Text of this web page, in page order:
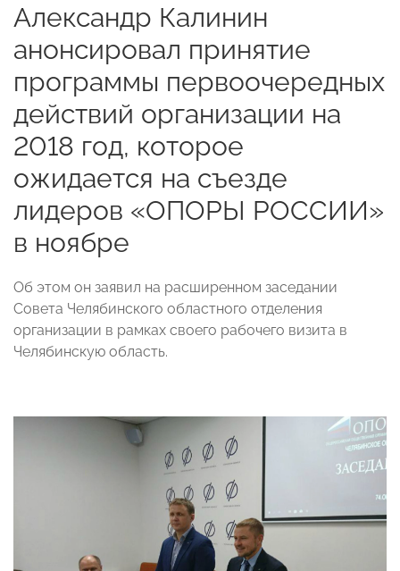
Александр Калинин
анонсировал принятие
программы первоочередных
действий организации на
2018 год, которое
ожидается на съезде
лидеров «ОПОРЫ РОССИИ»
в ноябре
Об этом он заявил на расширенном заседании
Совета Челябинского областного отделения
организации в рамках своего рабочего визита в
Челябинскую область.